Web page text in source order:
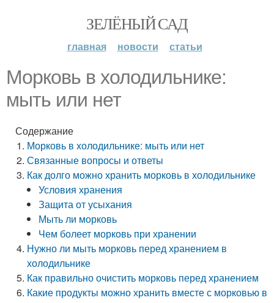
ЗЕЛЁНЫЙ САД
главная новости статьи
Морковь в холодильнике:
мыть или нет
Содержание
Морковь в холодильнике: мыть или нет
Связанные вопросы и ответы
Как долго можно хранить морковь в холодильнике
Условия хранения
Защита от усыхания
Мыть ли морковь
Чем болеет морковь при хранении
Нужно ли мыть морковь перед хранением в
холодильнике
Как правильно очистить морковь перед хранением
Какие продукты можно хранить вместе с морковью в